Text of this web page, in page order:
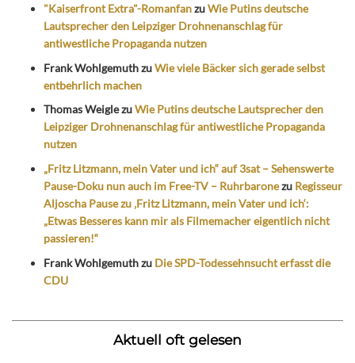
"Kaiserfront Extra"-RomanfanzuWie Putins deutsche
Lautsprecher den Leipziger Drohnenanschlag für
antiwestliche Propaganda nutzen
Frank WohlgemuthzuWie viele Bäcker sich gerade selbst
entbehrlich machen
Thomas WeiglezuWie Putins deutsche Lautsprecher den
Leipziger Drohnenanschlag für antiwestliche Propaganda
nutzen
„Fritz Litzmann, mein Vater und ich“ auf 3sat – Sehenswerte
Pause-Doku nun auch im Free-TV – Ruhrbaronezu Regisseur
Aljoscha Pause zu ‚Fritz Litzmann, mein Vater und ich‘:
„Etwas Besseres kann mir als Filmemacher eigentlich nicht
passieren!“
Frank Wohlgemuthzu Die SPD-Todessehnsucht erfasst die
CDU
Aktuell oft gelesen